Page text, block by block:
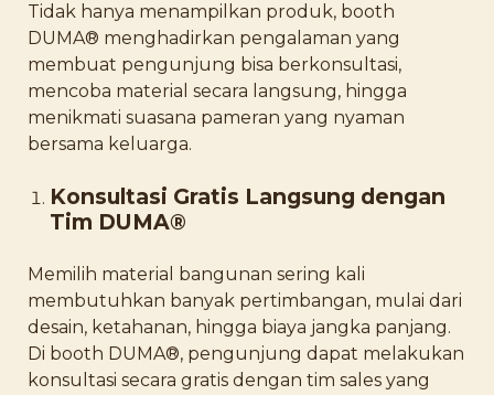
Tidak hanya menampilkan produk, booth
DUMA® menghadirkan pengalaman yang
membuat pengunjung bisa berkonsultasi,
mencoba material secara langsung, hingga
menikmati suasana pameran yang nyaman
bersama keluarga.
Konsultasi Gratis Langsung dengan
Tim DUMA®
Memilih material bangunan sering kali
membutuhkan banyak pertimbangan, mulai dari
desain, ketahanan, hingga biaya jangka panjang.
Di booth DUMA®, pengunjung dapat melakukan
konsultasi secara gratis dengan tim sales yang